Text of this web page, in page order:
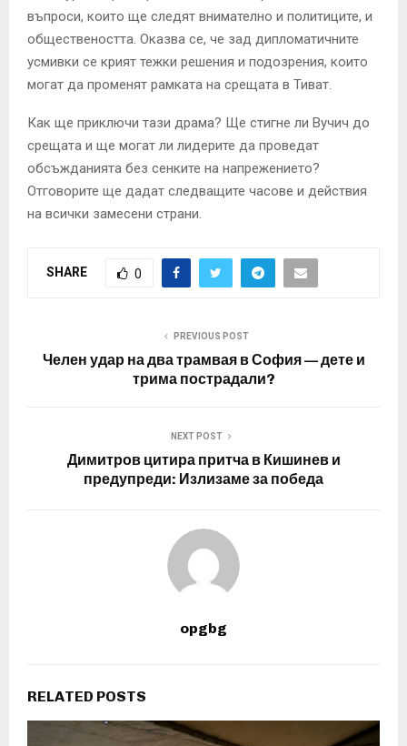
въпроси, които ще следят внимателно и политиците, и
обществеността. Оказва се, че зад дипломатичните
усмивки се крият тежки решения и подозрения, които
могат да променят рамката на срещата в Тиват.
Как ще приключи тази драма? Ще стигне ли Вучич до
срещата и ще могат ли лидерите да проведат
обсъжданията без сенките на напрежението?
Отговорите ще дадат следващите часове и действия
на всички замесени страни.
SHARE 0
PREVIOUS POST
Челен удар на два трамвая в София — дете и
трима пострадали?
NEXT POST
Димитров цитира притча в Кишинев и
предупреди: Излизаме за победа
opgbg
RELATED POSTS